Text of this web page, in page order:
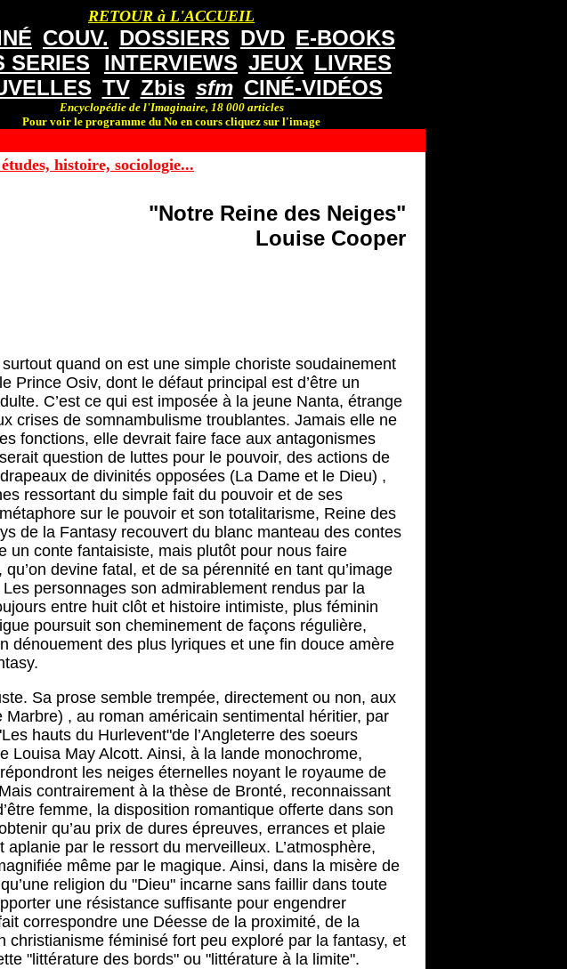
RETOUR à L'ACCUEIL
COUV. DOSSIERS DVD E-BOOKS
SERIES
INTERVIEWS JEUX LIVRES
TV Zbis sfm CINÉ-VIDÉOS
Encyclopédie de l'Imaginaire, 18 000 articles
Pour voir le programme du No en cours cliquez sur l'image
histoire, sociologie...
"Notre Reine des Neiges"
Louise Cooper
quand on est une simple choriste soudainement
Prince Osiv, dont le défaut principal est d’être un
C’est ce qui est imposée à la jeune Nanta, étrange
crises de somnambulisme troublantes. Jamais elle ne
fonctions, elle devrait faire face aux antagonismes
question de luttes pour le pouvoir, des actions de
de divinités opposées (La Dame et le Dieu) ,
ressortant du simple fait du pouvoir et de ses
sur le pouvoir et son totalitarisme, Reine des
de la Fantasy recouvert du blanc manteau des contes
un conte fantaisiste, mais plutôt pour nous faire
devine fatal, et de sa pérennité en tant qu’image
personnages son admirablement rendus par la
entre huit clôt et histoire intimiste, plus féminin
poursuit son cheminement de façons régulière,
dénouement des plus lyriques et une fin douce amère
Sa prose semble trempée, directement ou non, aux
, au roman américain sentimental héritier, par
hauts du Hurlevent"de l’Angleterre des soeurs
Louisa May Alcott. Ainsi, à la lande monochrome,
les neiges éternelles noyant le royaume de
contrairement à la thèse de Bronté, reconnaissant
femme, la disposition romantique offerte dans son
qu’au prix de dures épreuves, errances et plaie
par le ressort du merveilleux. L’atmosphère,
même par le magique. Ainsi, dans la misère de
religion du "Dieu" incarne sans faillir dans toute
une résistance suffisante pour engendrer
correspondre une Déesse de la proximité, de la
féminisé fort peu exploré par la fantasy, et
"littérature des bords" ou "littérature à la limite".